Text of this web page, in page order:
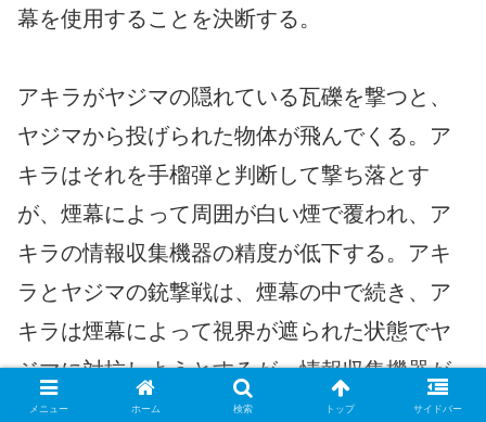
幕を使用することを決断する。
アキラがヤジマの隠れている瓦礫を撃つと、
ヤジマから投げられた物体が飛んでくる。ア
キラはそれを手榴弾と判断して撃ち落とす
が、煙幕によって周囲が白い煙で覆われ、ア
キラの情報収集機器の精度が低下する。アキ
ラとヤジマの銃撃戦は、煙幕の中で続き、ア
キラは煙幕によって視界が遮られた状態でヤ
ジマに対抗しようとするが、情報収集機器が
妨害され、照準器の映像が乱れる。
メニュー ホーム 検索 トップ サイドバー